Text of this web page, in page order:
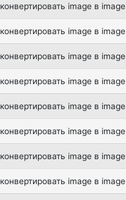
конвертировать image в image
конвертировать image в image
конвертировать image в image
конвертировать image в image
конвертировать image в image
конвертировать image в image
конвертировать image в image
конвертировать image в image